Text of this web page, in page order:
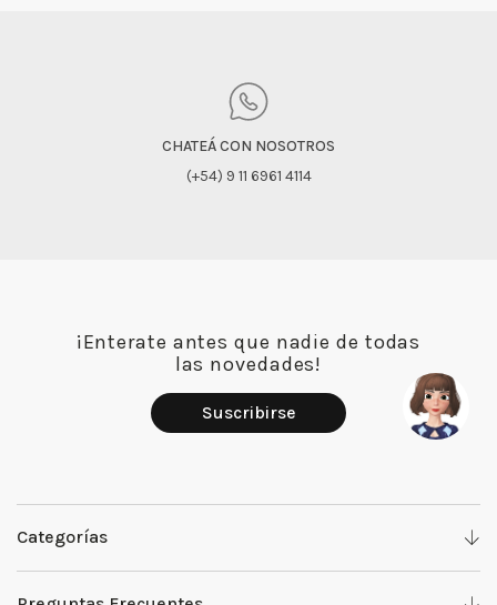
CHATEÁ CON NOSOTROS
(+54) 9 11 6961 4114
¡Enterate antes que nadie de todas
las novedades!
Suscribirse
Categorías